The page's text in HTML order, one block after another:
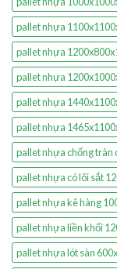
pallet nhựa
pallet nhựa
pallet nhựa
pallet nhựa
pallet nhựa
pallet nhựa chống tràn
pallet nhựa có lõi sắt
pallet nhựa kê hàng
pallet nhựa liền khối
pallet nhựa lót sàn